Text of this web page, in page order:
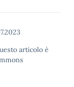
articolo è